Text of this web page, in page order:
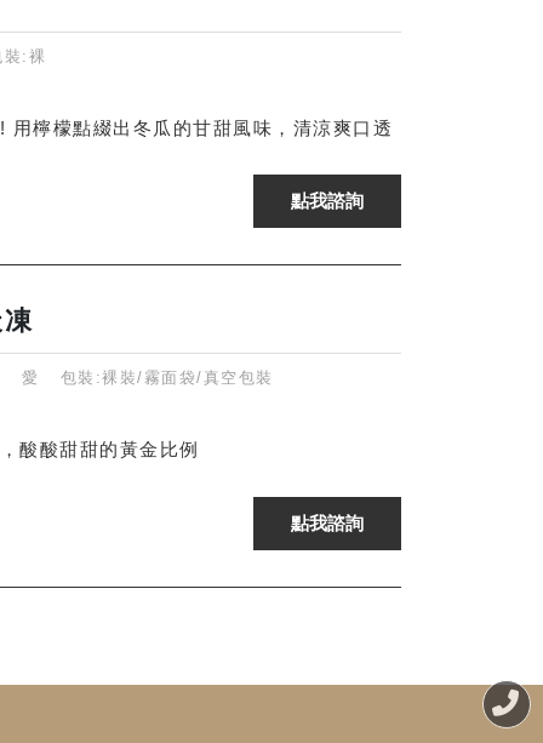
:裸
用檸檬點綴出冬瓜的甘甜風味，清涼爽口透
愛 包裝:裸裝/霧面袋/真空包裝
酸酸甜甜的黃金比例